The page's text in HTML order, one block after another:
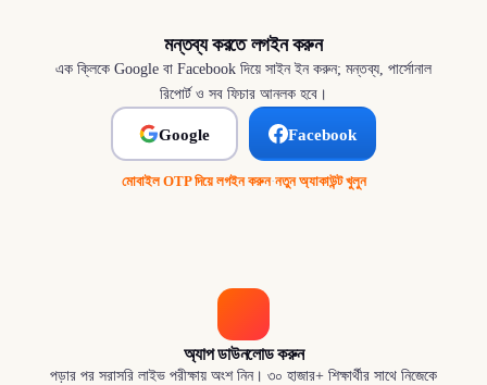
মন্তব্য করতে লগইন করুন
এক ক্লিকে Google বা Facebook দিয়ে সাইন ইন করুন; মন্তব্য, পার্সোনাল
রিপোর্ট ও সব ফিচার আনলক হবে।
Google Facebook
মোবাইল OTP দিয়ে লগইন করুন·নতুন অ্যাকাউন্ট খুলুন
অ্যাপ ডাউনলোড করুন
পড়ার পর সরাসরি লাইভ পরীক্ষায় অংশ নিন। ৩০ হাজার+ শিক্ষার্থীর সাথে নিজেকে